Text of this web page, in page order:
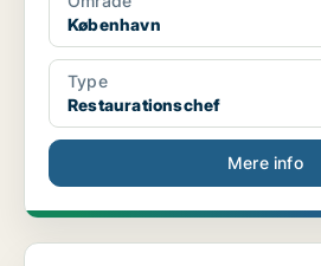
København
Type
Restaurationschef
Mere info
Assisterende Restaurantchef